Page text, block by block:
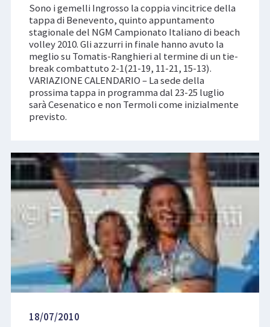
Sono i gemelli Ingrosso la coppia vincitrice della
tappa di Benevento, quinto appuntamento
stagionale del NGM Campionato Italiano di beach
volley 2010. Gli azzurri in finale hanno avuto la
meglio su Tomatis-Ranghieri al termine di un tie-
break combattuto 2-1(21-19, 11-21, 15-13).
VARIAZIONE CALENDARIO – La sede della
prossima tappa in programma dal 23-25 luglio
sarà Cesenatico e non Termoli come inizialmente
previsto.
18/07/2010